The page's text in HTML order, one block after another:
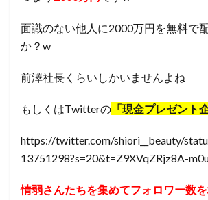
面識のない他人に2000万円を無料で
か？w
前澤社長くらいしかいませんよね
もしくはTwitterの 「現金プレゼント
https://twitter.com/shiori__beauty/
13751298?s=20&t=Z9XVqZRjz8A-
情弱さんたちを集めてフォロワー数